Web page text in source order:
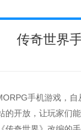
传奇世界
手机游戏，
开放，让玩家们